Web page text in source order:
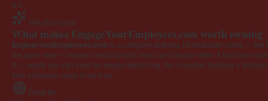
4.0
Why this name
What makes EngageYourEmployees.com worth owning
EngageYourEmployees.com is a category-defining 19-character name — the
the open web — instant credibility with users and Google alike. It has been
it — equity you can keep by simply redirecting. For investors building a
time someone reads it out loud.
Great for